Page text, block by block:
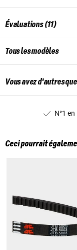
Évaluations (11)
Tous les modèles
Vous avez d'autres
N°1
Ceci pourrait